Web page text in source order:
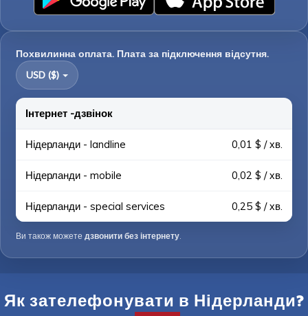
Похвилинна оплата. Плата за підключення відсутня.
USD ($)
Інтернет -дзвінок
Нідерланди - landline 0,01 $ / хв.
Нідерланди - mobile 0,02 $ / хв.
Нідерланди - special services 0,25 $ / хв.
Ви також можете дзвонити без інтернету.
Як зателефонувати в Нідерланди?